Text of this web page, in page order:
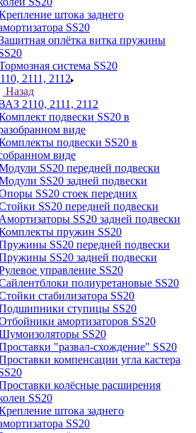
штока заднего
SS20
оплётка витка пружины
система SS20
2111, 2112
Назад
2110, 2111, 2112
подвески SS20 в
виде
подвески SS20 в
виде
SS20 передней подвески
SS20 задней подвески
SS20 стоек передних
SS20 передней подвески
Амортизаторы SS20 задней подвески
пружин SS20
SS20 передней подвески
SS20 задней подвески
управление SS20
полиуретановые SS20
стабилизатора SS20
ступицы SS20
амортизаторов SS20
SS20
"развал-схождение" SS20
компенсации угла кастера
колёсные расширения
SS20
штока заднего
SS20